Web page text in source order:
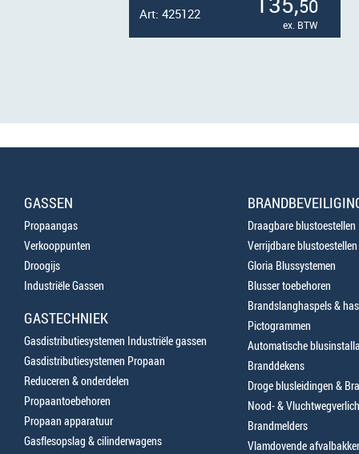
50
ex. BTW
Art: 425122
GASSEN
Propaangas
Verkooppunten
Droogijs
Industriële Gassen
GASTECHNIEK
Gasdistributiesystemen Industriële gassen
Gasdistributiesystemen Propaan
Reduceren & onderdelen
Propaantoebehoren
Propaan apparatuur
Gasflesopslag & cilinderwagens
Draagbare blustoestellen
Verrijdbare blustoestellen
Gloria Blussystemen
Blusser toebehoren
Brandslanghaspels &
Pictogrammen
Automatische
Branddekens
Droge blusleidingen &
Nood- &
Brandmelders
Vlamdovende